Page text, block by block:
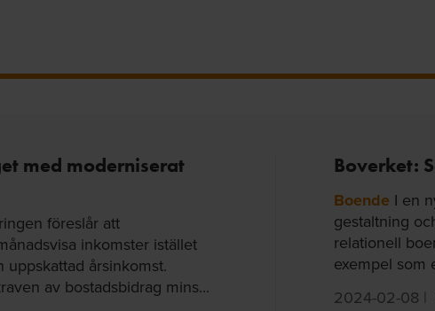
med moderniserat
föreslår att
inkomster istället
uppskattad årsinkomst.
av bostadsbidrag mins...
Boverket:
Boende I en
gestaltning
relationell
exempel som
2024-02-08